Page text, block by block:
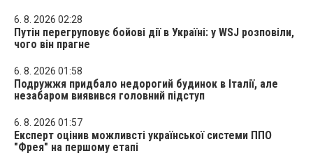
6. 8. 2026 02:28
Путін перегруповує бойові дії в Україні: у WSJ розповіли,
чого він прагне
6. 8. 2026 01:58
Подружжя придбало недорогий будинок в Італії, але
незабаром виявився головний підступ
6. 8. 2026 01:57
Експерт оцінив можливсті української системи ППО
"Фрея" на першому етапі